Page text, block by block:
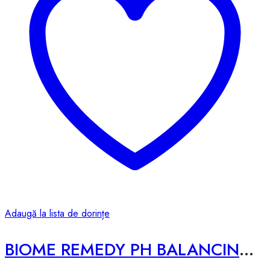
Adaugă la lista de dorințe
BIOME REMEDY PH BALANCING TONER – 300ml